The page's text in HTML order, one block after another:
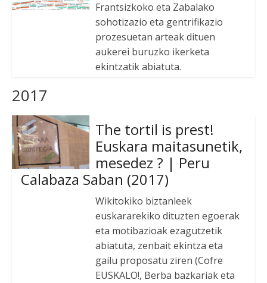
Frantsizkoko eta Zabalako
sohotizazio eta gentrifikazio
prozesuetan arteak dituen
aukerei buruzko ikerketa
ekintzatik abiatuta.
2017
The tortil is prest!
Euskara maitasunetik,
mesedez ? | Peru
Calabaza Saban (2017)
Wikitokiko biztanleek
euskararekiko dituzten egoerak
eta motibazioak ezagutzetik
abiatuta, zenbait ekintza eta
gailu proposatu ziren (Cofre
EUSKALO!, Berba bazkariak eta